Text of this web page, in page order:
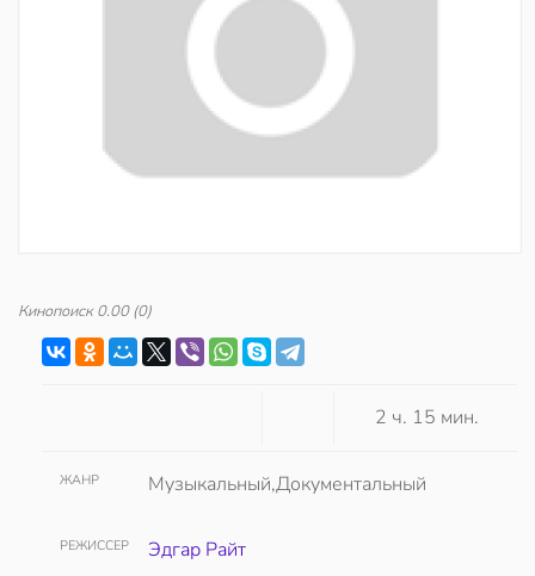
Кинопоиск 0.00(0)
2 ч. 15 мин.
ЖАНР Музыкальный,Документальный
РЕЖИССЕР Эдгар Райт